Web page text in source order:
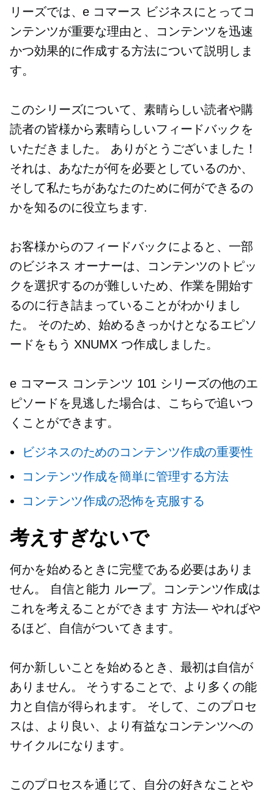
リーズでは、e コマース ビジネスにとってコ
ンテンツが重要な理由と、コンテンツを迅速
かつ効果的に作成する方法について説明しま
す。
このシリーズについて、素晴らしい読者や購
読者の皆様から素晴らしいフィードバックを
いただきました。 ありがとうございました！
それは、あなたが何を必要としているのか、
そして私たちがあなたのために何ができるの
かを知るのに役立ちます.
お客様からのフィードバックによると、一部
のビジネス オーナーは、コンテンツのトピッ
クを選択するのが難しいため、作業を開始す
るのに行き詰まっていることがわかりまし
た。 そのため、始めるきっかけとなるエピソ
ードをもう XNUMX つ作成しました。
e コマース コンテンツ 101 シリーズの他のエ
ピソードを見逃した場合は、こちらで追いつ
くことができます。
ビジネスのためのコンテンツ作成の重要性
コンテンツ作成を簡単に管理する方法
コンテンツ作成の恐怖を克服する
考えすぎないで
何かを始めるときに完璧である必要はありま
せん。
自信と能力 ループ。コンテンツ作成は
これを考えることができます 方法— やればや
るほど、自信がついてきます。
何か新しいことを始めるとき、最初は自信が
ありません。 そうすることで、より多くの能
力と自信が得られます。 そして、このプロセ
スは、より良い、より有益なコンテンツへの
サイクルになります。
このプロセスを通じて、自分の好きなことや